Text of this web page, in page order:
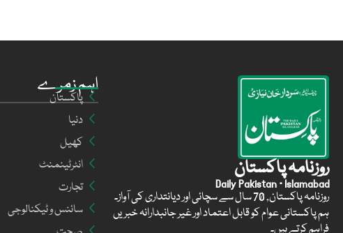
اہم زمرے
پاکستان
دنیا
کھیل
انٹرٹینمنٹ
تجارت
سائنس و ٹیکنالوجی
روزنامہ پاکستان
Daily Pakistan · Islamabad
روزنامہ پاکستان, 70 سال سے سچائی اور دیانتداری کی آواز۔
ہم پاکستانی عوام کو قابل اعتماد اور غیر جانبدارانہ خبریں
فراہم کرتے ہیں۔